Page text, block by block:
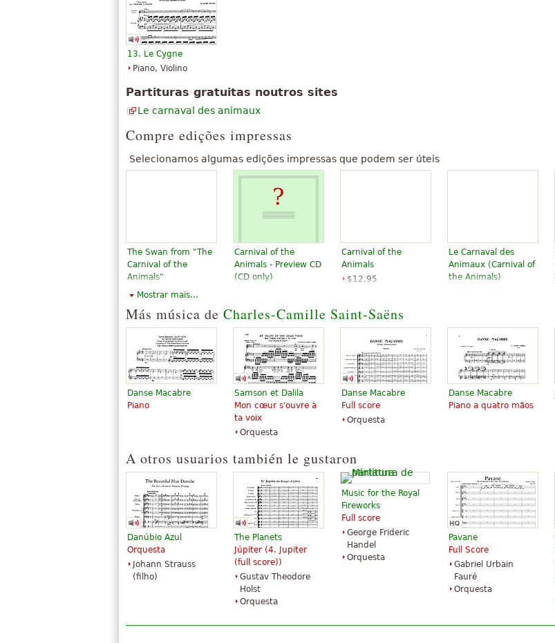
Ver todos (23)
13. Le Cygne
Piano, Violino
Partituras gratuitas noutros sites
Le carnaval des animaux
Compre edições impressas
Selecionamos algumas edições impressas que podem ser úteis
The Swan from "The
Carnival of the
Animals"
$9.50
Accompaniment
Edition Peters
Carnival of the
Animals - Preview CD
(CD only)
Hal Leonard
Carnival of the
Animals
$12.95
Le Carnaval des
Animaux (Carnival of
the Animals)
$19.99
Choir
Hal Leonard
The Carnival of the
Animals
Piano
Edition Peters
Le Carnaval des
$37.95
Piano Solo
Editions Durand
Percussion, Piano,
Piccolo, Flute,
Clarinet
Edition Peters
Mostrar mais...
Más música de Charles-Camille Saint-Saëns
Danse Macabre
Piano
Samson et Dalila
Mon cœur s'ouvre à
ta voix
Orquesta
Danse Macabre
Full score
Orquesta
Danse Macabre
Piano a quatro mãos
A otros usuarios también le gustaron
Danúbio Azul
Orquesta
Johann Strauss
(filho)
The Planets
Júpiter (4. Jupiter
(full score))
Gustav Theodore
Holst
Orquesta
Music for the Royal
Fireworks
Full score
George Frideric
Handel
Orquesta
Pavane
Full Score
Gabriel Urbain
Fauré
Orquesta